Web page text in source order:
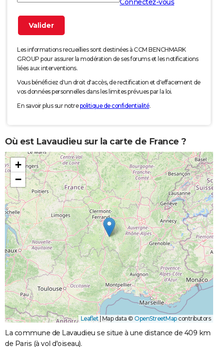
Connectez-vous
Les informations recueillies sont destinées à CCM BENCHMARK
GROUP pour assurer la modération de ses forums et les notifications
liées aux interventions.
Vous bénéficiez d'un droit d'accès, de rectification et d'effacement de
vos données personnelles dans les limites prévues par la loi.
En savoir plus sur notrepolitique de confidentialité.
Où est Lavaudieu sur la carte de France ?
+
−
Leaflet Map data © OpenStreetMapcontributors
La commune de Lavaudieu se situe à une distance de 409 km
de Paris (à vol d'oiseau).